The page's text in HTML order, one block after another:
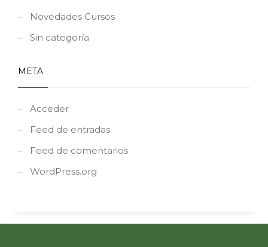
Novedades Cursos
Sin categoría
META
Acceder
Feed de entradas
Feed de comentarios
WordPress.org